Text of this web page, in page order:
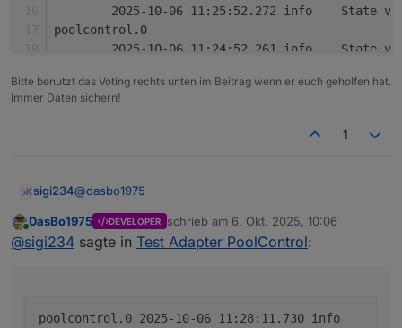
2025-10-06
poolcontrol.0
2025-10-06
2025-10-06
poolcontrol.0
poolcontrol.0
Bitte benutzt das Voting rechts unten im Beitrag wenn er euch geholfen hat.
Immer Daten sichern!
1
sigi234@dasbo1975
Da haben wir noch was:
2025-10-06 11:28:11.724	info	State value
Online
DasBo1975 DEVELOPER schrieb am 6. Okt. 2025, 10:06
zuletzt editiert von
@sigi234 sagte in Test Adapter PoolControl:
poolcontrol.0 2025-10-06 11:28:11.730 info